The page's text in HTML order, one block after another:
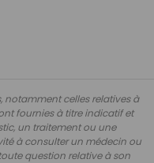
notamment celles relatives à
fournies à titre indicatif et
un traitement ou une
à consulter un médecin ou
question relative à son